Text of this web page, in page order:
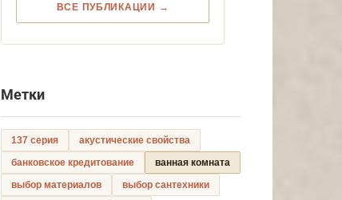
ВСЕ ПУБЛИКАЦИИ →
Метки
137 серия
акустические свойства
банковское кредитование
ванная комната
выбор материалов
выбор сантехники